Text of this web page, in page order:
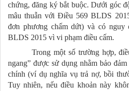
chứng, đăng ký bắt buộc. Dưới góc
mâu thuẫn với Điều 569 BLDS
đơn phương chấm dứt) và có
BLDS 2015 vì vi phạm điều cấm.
Trong một số trường hợp,
ngang” được sử dụng nhằm bảo
chính (ví dụ nghĩa vụ trả nợ, bồi
Tuy nhiên, nếu điều khoản này